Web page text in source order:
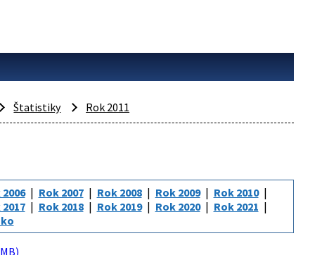
Štatistiky Rok 2011
Rok 2007 Rok 2008 Rok 2009
Rok 2010
Rok 2018 Rok 2019 Rok 2020
Rok 2021